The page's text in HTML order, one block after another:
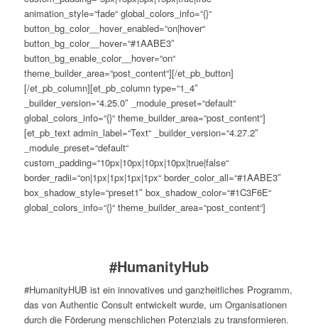
animation_style=“fade“ global_colors_info=“{}“
button_bg_color__hover_enabled=“on|hover“
button_bg_color__hover=“#1AABE3″
button_bg_enable_color__hover=“on“
theme_builder_area=“post_content“][/et_pb_button]
[/et_pb_column][et_pb_column type=“1_4″
_builder_version=“4.25.0″ _module_preset=“default“
global_colors_info=“{}“ theme_builder_area=“post_content“]
[et_pb_text admin_label=“Text“ _builder_version=“4.27.2″
_module_preset=“default“
custom_padding=“10px|10px|10px|10px|true|false“
border_radii=“on|1px|1px|1px|1px“ border_color_all=“#1AABE3″
box_shadow_style=“preset1″ box_shadow_color=“#1C3F6E“
global_colors_info=“{}“ theme_builder_area=“post_content“]
#HumanityHub
#HumanityHUB ist ein innovatives und ganzheitliches Programm,
das von Authentic Consult entwickelt wurde, um Organisationen
durch die Förderung menschlichen Potenzials zu transformieren.